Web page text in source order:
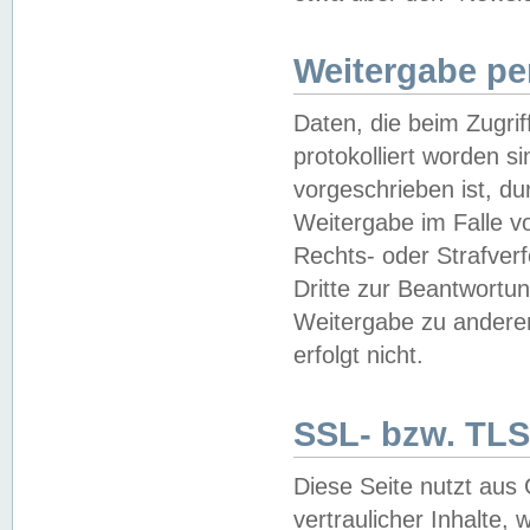
Weitergabe
Daten, die beim
protokolliert worden
vorgeschrieben ist,
Weitergabe im Falle
Rechts- oder
Dritte zur
Weitergabe zu
erfolgt nicht.
SSL- bzw.
Diese Seite nutzt aus
vertraulicher Inhalte,